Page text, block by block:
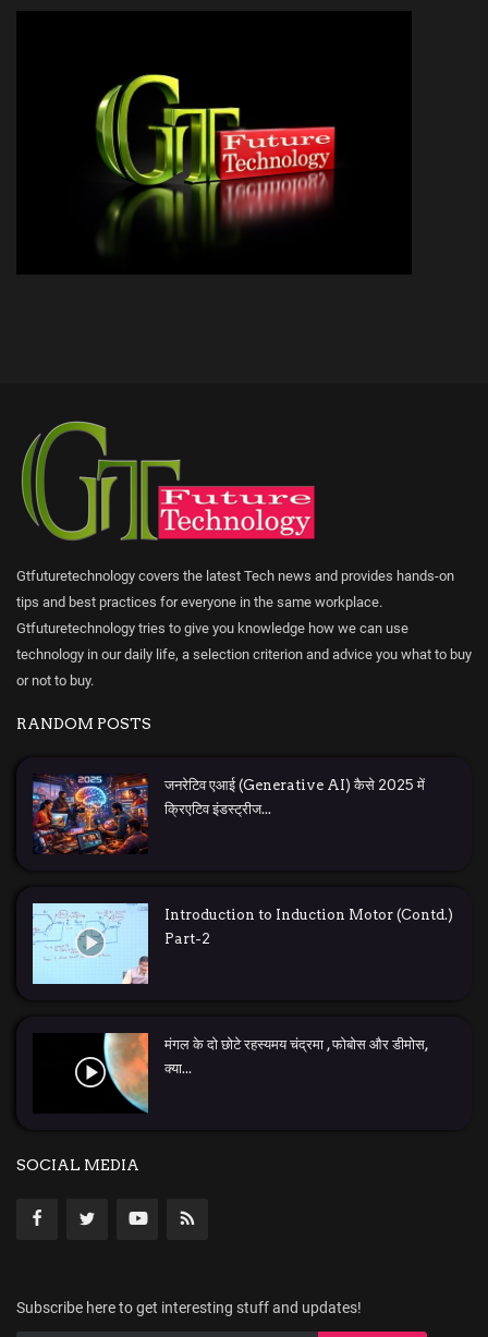
Gtfuturetechnology covers the latest Tech news and provides hands-on
tips and best practices for everyone in the same workplace.
Gtfuturetechnology tries to give you knowledge how we can use
technology in our daily life, a selection criterion and advice you what to buy
or not to buy.
RANDOM POSTS
जनरेटिव एआई (Generative AI) कैसे 2025 में
क्रिएटिव इंडस्ट्रीज...
Introduction to Induction Motor (Contd.)
Part-2
मंगल के दो छोटे रहस्यमय चंद्रमा , फोबोस और डीमोस,
क्या...
SOCIAL MEDIA
Subscribe here to get interesting stuff and updates!